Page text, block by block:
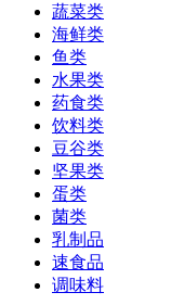
蔬菜类
海鲜类
鱼类
水果类
药食类
饮料类
豆谷类
坚果类
蛋类
菌类
乳制品
速食品
调味料